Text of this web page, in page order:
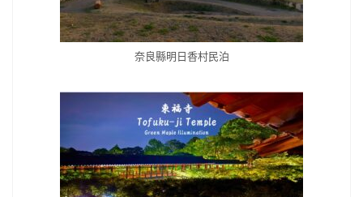
奈良縣明日香村民泊